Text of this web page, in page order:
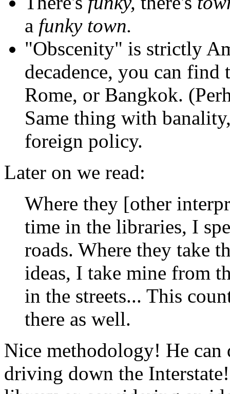
a funky town.
"Obscenity" is strictly
decadence, you can find
Rome, or Bangkok.
Same thing with
foreign policy.
Later on we read:
Where they [other
time in the libraries, I
roads. Where they take
ideas, I take mine from
in the streets... This
there as well.
Nice methodology! He
driving down the